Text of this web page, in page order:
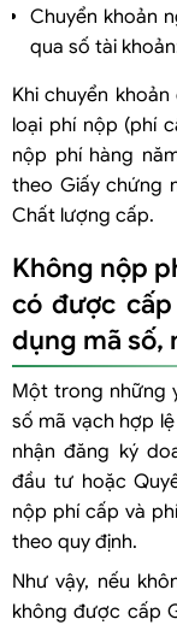
Chuyển khoản
qua số tài
Khi chuyển
loại phí nộp (phí
nộp phí hàng
theo Giấy chứng
Chất lượng cấp.
Không nộp
có được
dụng mã số,
Một trong những
số mã vạch hợp lệ
nhận đăng ký
đầu tư hoặc
nộp phí cấp và
theo quy định.
Như vậy, nếu
không được cấp